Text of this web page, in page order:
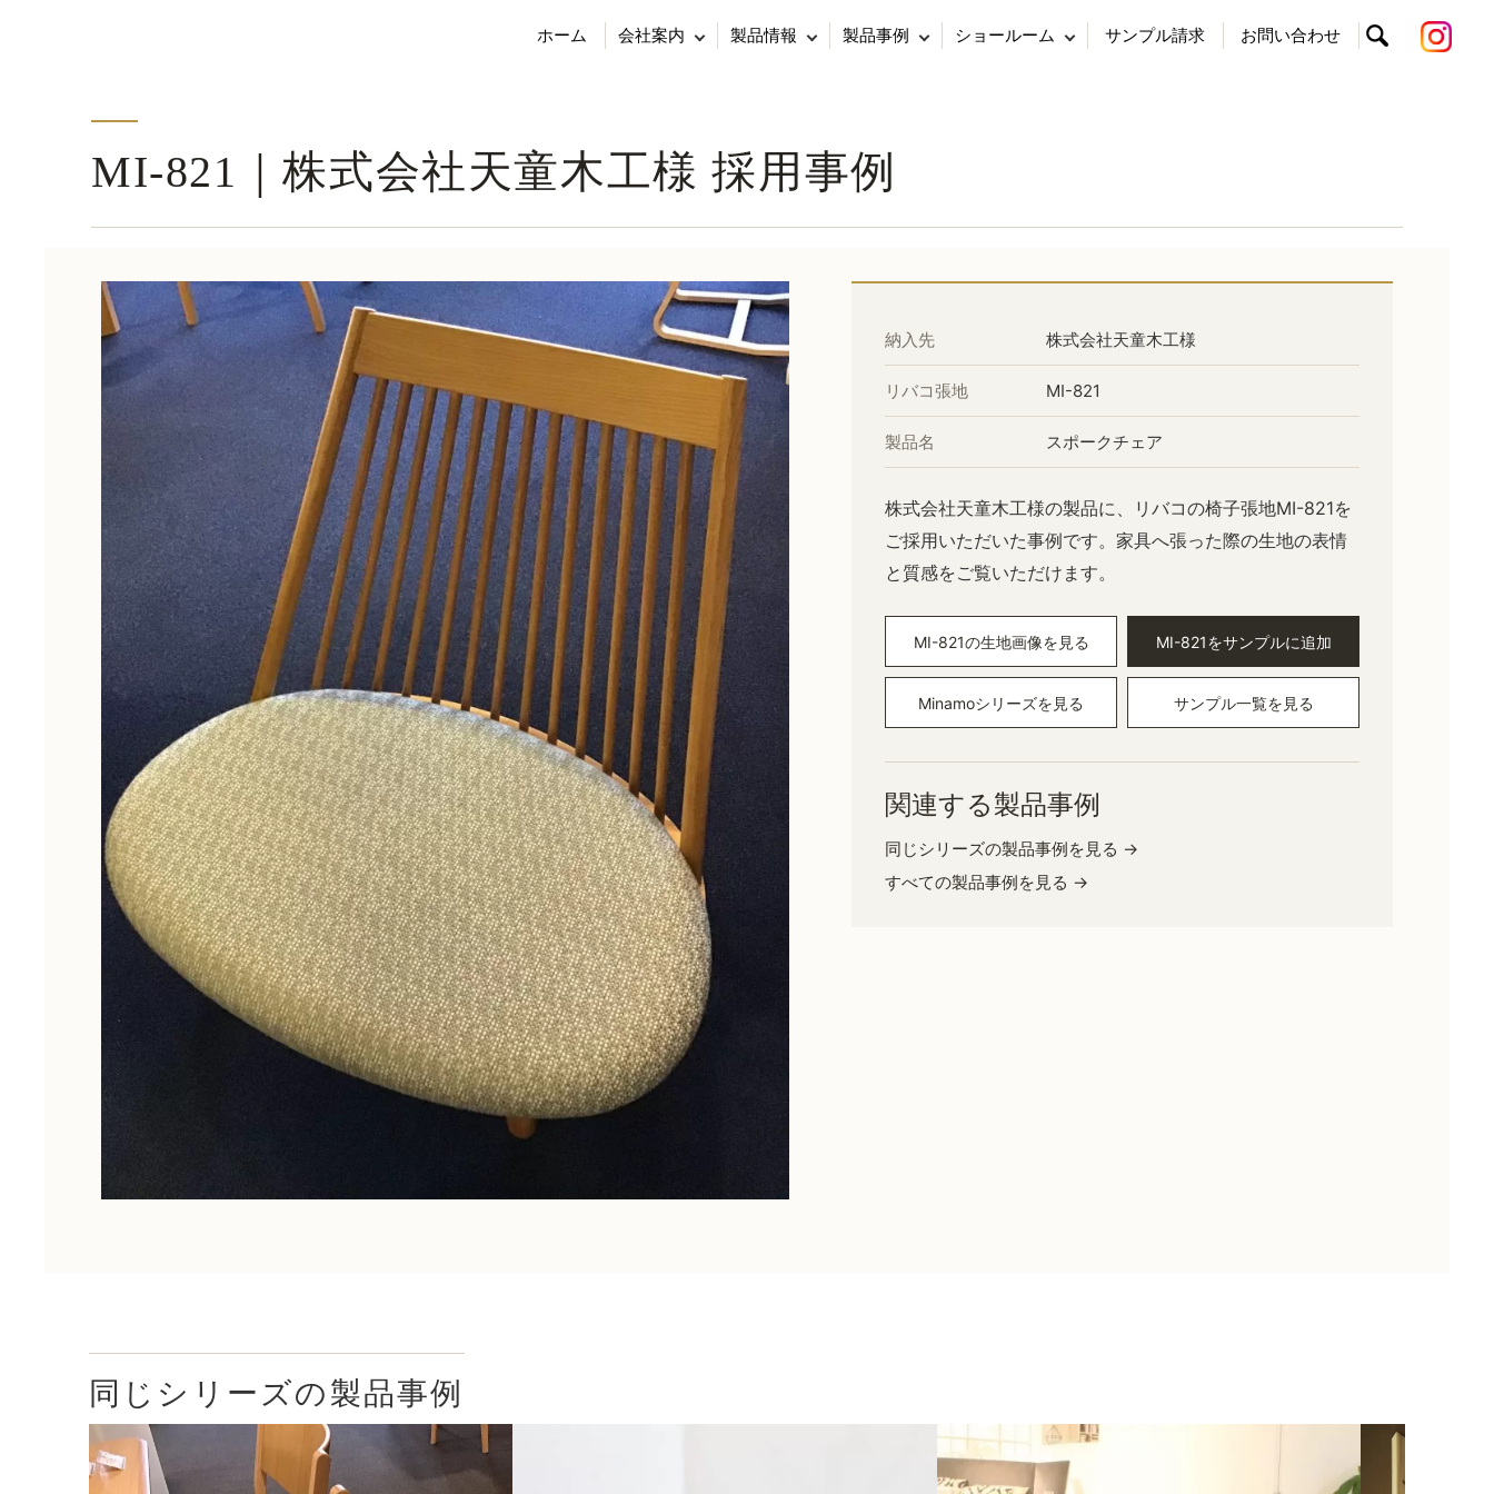
ホーム 会社案内 製品情報 製品事例 ショールーム サンプル請求 お問い合わせ search
MI-821｜株式会社天童木工様 採用事例
納入先 株式会社天童木工様
リバコ張地 MI-821
製品名 スポークチェア
株式会社天童木工様の製品に、リバコの椅子張地MI-821を
ご採用いただいた事例です。家具へ張った際の生地の表情
と質感をご覧いただけます。
MI-821の生地画像を見る MI-821をサンプルに追加
Minamoシリーズを見る サンプル一覧を見る
関連する製品事例
同じシリーズの製品事例を見る →
すべての製品事例を見る →